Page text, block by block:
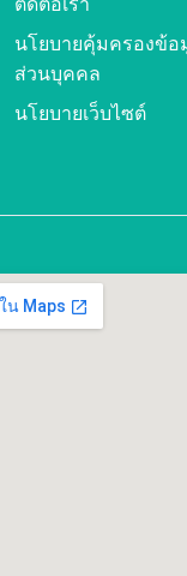
นโยบายคุ้มครองข้อ
ส่วนบุคคล
นโยบายเว็บไซต์